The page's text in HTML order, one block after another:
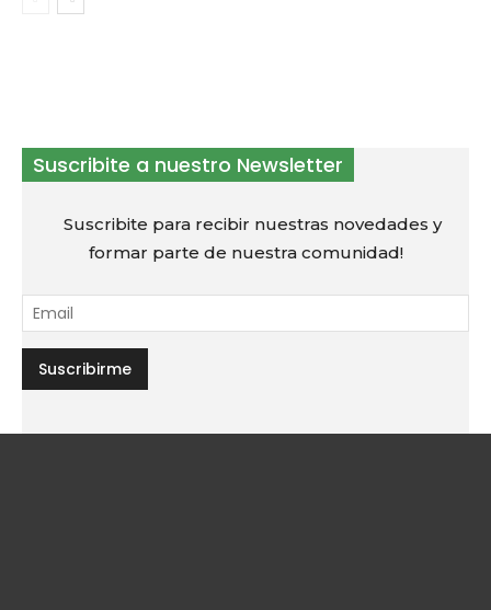
Suscribite a nuestro Newsletter
Suscribite para recibir nuestras novedades y
formar parte de nuestra comunidad!